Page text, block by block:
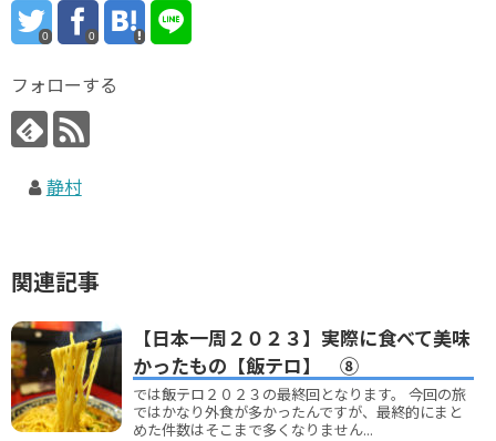
0 0
フォローする
静村
関連記事
【日本一周２０２３】実際に食べて美味
かったもの【飯テロ】 ⑧
では飯テロ２０２３の最終回となります。 今回の旅
ではかなり外食が多かったんですが、最終的にまと
めた件数はそこまで多くなりません...